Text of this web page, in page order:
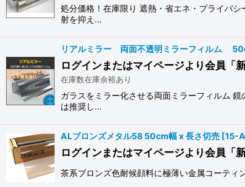
処分価格！在庫限り 遮熱・省エネ・プライバ
射を抑え…
リアルミラー 両面不透明ミラーフィルム
ログインまたはマイページより会員「
在庫数在庫余裕あり
ガラスをミラー化させる両面ミラーフィルム
は推奨し…
ALブロンズメタル58 50cm幅 x 長さ切売 [15-
ログインまたはマイページより会員「
茶系ブロンズ色耐候顔料に極薄い金属コーテ